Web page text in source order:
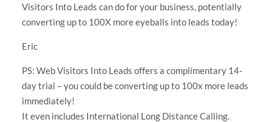
Visitors Into Leads can do for your business, potentially
converting up to 100X more eyeballs into leads today!
Eric
PS: Web Visitors Into Leads offers a complimentary 14-
day trial – you could be converting up to 100x more leads
immediately!
It even includes International Long Distance Calling.